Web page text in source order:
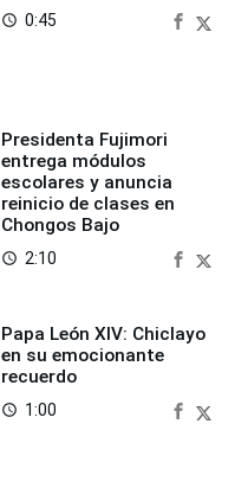
access_time 0:45
Presidenta Fujimori
entrega módulos
escolares y anuncia
reinicio de clases en
Chongos Bajo
access_time 2:10
Papa León XIV: Chiclayo
en su emocionante
recuerdo
access_time 1:00